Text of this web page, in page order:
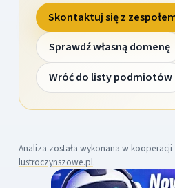
Skontaktuj się z
Sprawdź własną domenę
Wróć do listy podmiotów
Analiza została wykonana w
lustroczynszowe.pl.